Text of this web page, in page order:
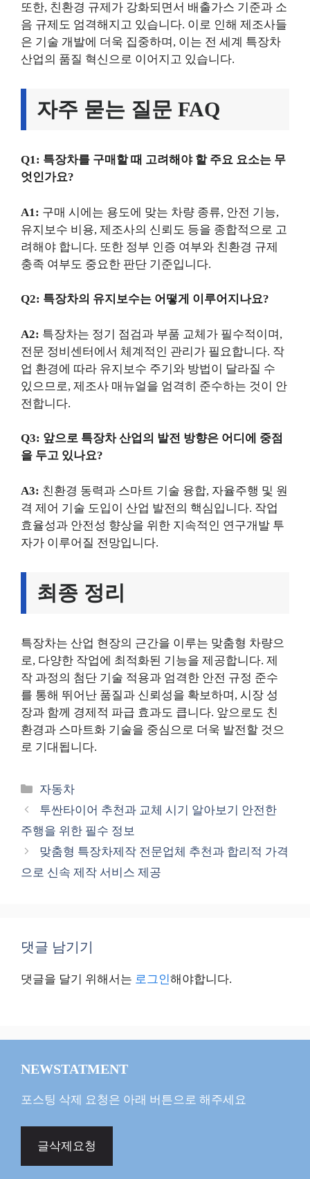
또한, 친환경 규제가 강화되면서 배출가스 기준과 소
음 규제도 엄격해지고 있습니다. 이로 인해 제조사들
은 기술 개발에 더욱 집중하며, 이는 전 세계 특장차
산업의 품질 혁신으로 이어지고 있습니다.
자주 묻는 질문 FAQ
Q1: 특장차를 구매할 때 고려해야 할 주요 요소는 무
엇인가요?
A1: 구매 시에는 용도에 맞는 차량 종류, 안전 기능,
유지보수 비용, 제조사의 신뢰도 등을 종합적으로 고
려해야 합니다. 또한 정부 인증 여부와 친환경 규제
충족 여부도 중요한 판단 기준입니다.
Q2: 특장차의 유지보수는 어떻게 이루어지나요?
A2: 특장차는 정기 점검과 부품 교체가 필수적이며,
전문 정비센터에서 체계적인 관리가 필요합니다. 작
업 환경에 따라 유지보수 주기와 방법이 달라질 수
있으므로, 제조사 매뉴얼을 엄격히 준수하는 것이 안
전합니다.
Q3: 앞으로 특장차 산업의 발전 방향은 어디에 중점
을 두고 있나요?
A3: 친환경 동력과 스마트 기술 융합, 자율주행 및 원
격 제어 기술 도입이 산업 발전의 핵심입니다. 작업
효율성과 안전성 향상을 위한 지속적인 연구개발 투
자가 이루어질 전망입니다.
최종 정리
특장차는 산업 현장의 근간을 이루는 맞춤형 차량으
로, 다양한 작업에 최적화된 기능을 제공합니다. 제
작 과정의 첨단 기술 적용과 엄격한 안전 규정 준수
를 통해 뛰어난 품질과 신뢰성을 확보하며, 시장 성
장과 함께 경제적 파급 효과도 큽니다. 앞으로도 친
환경과 스마트화 기술을 중심으로 더욱 발전할 것으
로 기대됩니다.
카
테
리
자동차
투싼타이어 추천과 교체 시기 알아보기 안전한
주행을 위한 필수 정보
맞춤형 특장차제작 전문업체 추천과 합리적 가격
으로 신속 제작 서비스 제공
댓글 남기기
댓글을 달기 위해서는 로그인해야합니다.
NEWSTATMENT
포스팅 삭제 요청은 아래 버튼으로 해주세요
글삭제요청